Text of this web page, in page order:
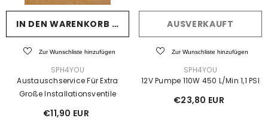
IN DEN WARENKORB LEGEN
Zur Wunschliste hinzufügen
SPH4YOU
Austauschservice Für Extra
Große Installationsventile
€11,90 EUR
AUSVERKAUFT
Zur Wunschliste hinzufügen
SPH4YOU
12V Pumpe 110W 450 L/min 1,1 PSI
€23,80 EUR